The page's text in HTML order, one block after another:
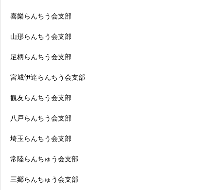
喜樂らんちう会支部
山形らんちう会支部
足柄らんちう会支部
宮城伊達らんちう会支部
観友らんちう会支部
八戸らんちう会支部
埼玉らんちう会支部
常陸らんちゅう会支部
三郷らんちゅう会支部